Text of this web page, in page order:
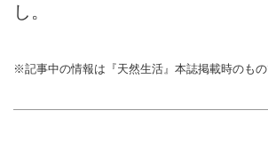
し。
※記事中の情報は『天然生活』本誌掲載時のも